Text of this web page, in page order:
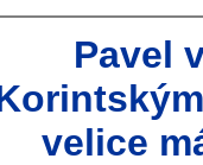
Pavel
velice